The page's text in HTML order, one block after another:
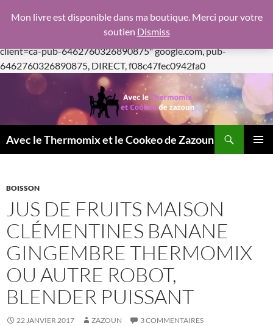
f08c47fec0942fa0
https://pagead2.googlesyndication.com/pagead/js/
client=ca-pub-6462760326890875"google.com, pub-
6462760326890875, DIRECT, f08c47fec0942fa0Aller
au
contenu
Avec le Thermomix et le Cookeo de Zazoun
BOISSON
JUS DE FRUITS MAISON
CLÉMENTINES BANANE
GINGEMBRE THERMOMIX
OU AUTRE ROBOT,
BLENDER PUISSANT
22 JANVIER 2017 ZAZOUN 3 COMMENTAIRES
Mon livre est disponible dans ma boutique. Merci pour votre
soutien Dismiss